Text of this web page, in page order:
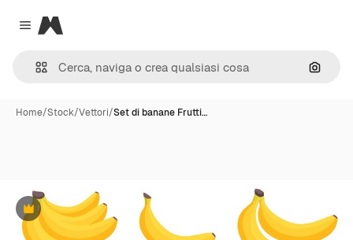
Close menu
Magnific
Cerca
Home/Stock/Vettori/Set di banane Frutti…
Premium